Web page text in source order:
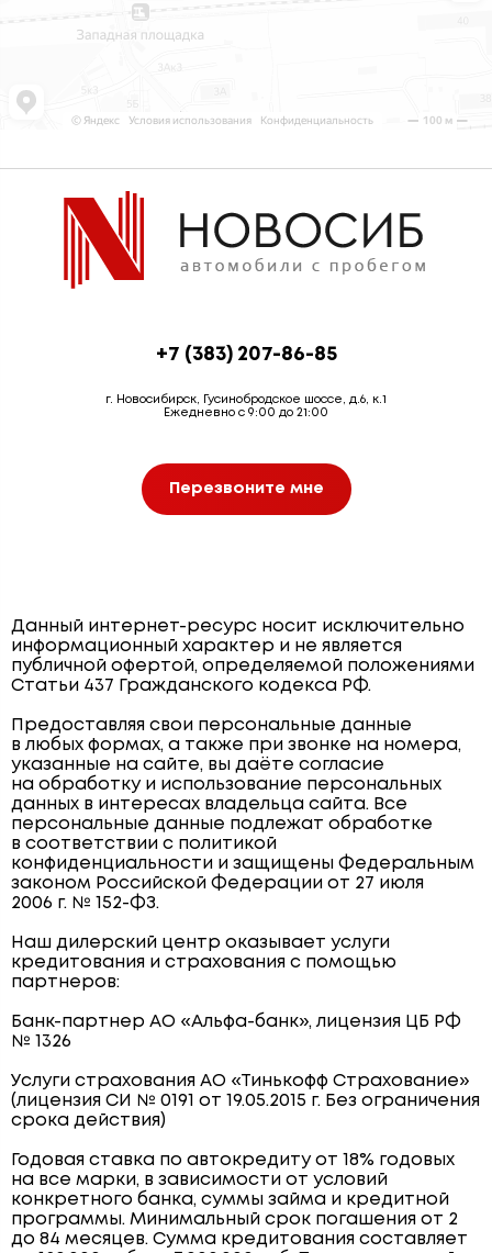
+7 (383) 207-86-85
г. Новосибирск, Гусинобродское шоссе, д.6, к.1
Ежедневно с 9:00 до 21:00
Перезвоните мне
Данный интернет-ресурс носит исключительно
информационный характер и не является
публичной офертой, определяемой положениями
Статьи 437 Гражданского кодекса РФ.
Предоставляя свои персональные данные
в любых формах, а также при звонке на номера,
указанные на сайте, вы даёте согласие
на обработку и использование персональных
данных в интересах владельца сайта. Все
персональные данные подлежат обработке
в соответствии с политикой
конфиденциальности и защищены Федеральным
законом Российской Федерации от 27 июля
2006 г. № 152-ФЗ.
Наш дилерский центр оказывает услуги
кредитования и страхования с помощью
партнеров:
Банк-партнер АО «Альфа-банк», лицензия ЦБ РФ
№ 1326
Услуги страхования АО «Тинькофф Страхование»
(лицензия СИ № 0191 от 19.05.2015 г. Без ограничения
срока действия)
Годовая ставка по автокредиту от 18% годовых
на все марки, в зависимости от условий
конкретного банка, суммы займа и кредитной
программы. Минимальный срок погашения от 2
до 84 месяцев. Сумма кредитования составляет